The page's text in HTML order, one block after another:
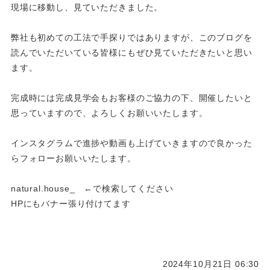
現場に移動し、見ていただきました。
弊社も初めての工法で手探りではありますが、このブログを
読んでいただいている皆様にもぜひ見ていただきたいと思い
ます。
完成時には完成見学会もお客様のご協力の下、開催したいと
思っていますので、よろしくお願いいたします。
インスタグラムで進捗や動画も上げていきますので良かった
らフォローお願いいたします。
natural.house_ ←で検索してください
HPにもバナー張り付けてます
2024年10月21日 06:30